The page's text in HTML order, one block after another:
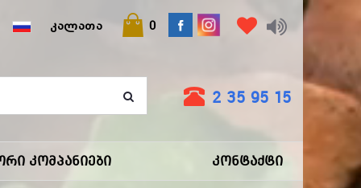
მარკოში!
ᲙᲐᲚᲐᲗᲐ 0
2 35 95 15
Კომპანიები Კონტაქტი